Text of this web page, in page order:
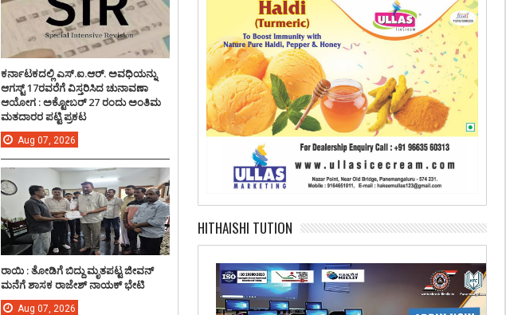
HITHAISHI TUTION
ಕರ್ನಾಟಕದಲ್ಲಿ ಎಸ್.ಐ.ಆರ್. ಅವಧಿಯನ್ನು
ಆಗಸ್ಟ್ 17ರವರೆಗೆ ವಿಸ್ತರಿಸಿದ ಚುನಾವಣಾ
ಆಯೋಗ : ಅಕ್ಟೋಬರ್ 27 ರಂದು ಅಂತಿಮ
ಮತದಾರರ ಪಟ್ಟಿ ಪ್ರಕಟ
Aug 07, 2026
ರಾಯಿ : ತೋಡಿಗೆ ಬಿದ್ದು ಮೃತಪಟ್ಟ ಜೀವನ್
ಮನೆಗೆ ಶಾಸಕ ರಾಜೇಶ್ ನಾಯಕ್ ಭೇಟಿ
Aug 07, 2026